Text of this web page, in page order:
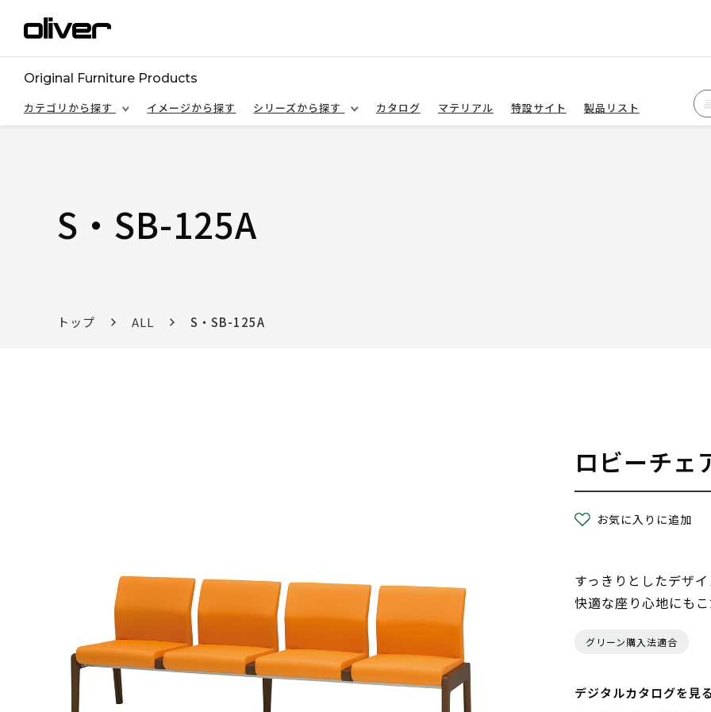
Original Furniture Products
カテゴリから探す
イメージから探す シリーズから探す カタログ マテリアル 特設サイト 製品リスト
S・SB-125A
トップ ALL S・SB-125A
ロビーチェ
お気に入りに追加
すっきりとしたデザイ
快適な座り心地にも
グリーン購入法適合
デジタルカタログを見る